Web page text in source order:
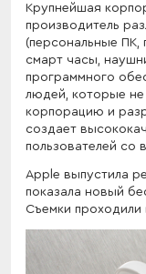
Крупнейшая
производитель
(персональные
смарт часы,
программного
людей, которые
корпорацию и
создает
пользователей со
Apple выпустила
показала новый
Съемки проходили